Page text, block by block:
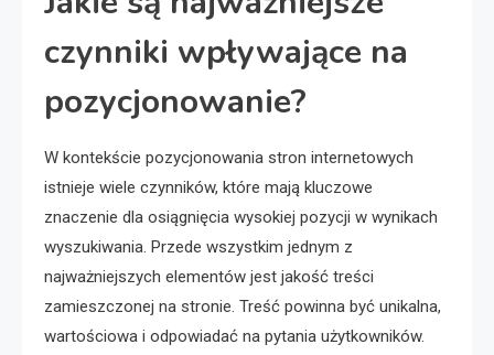
czynniki wpływające na
pozycjonowanie?
W kontekście pozycjonowania stron internetowych
istnieje wiele czynników, które mają kluczowe
znaczenie dla osiągnięcia wysokiej pozycji w wynikach
wyszukiwania. Przede wszystkim jednym z
najważniejszych elementów jest jakość treści
zamieszczonej na stronie. Treść powinna być unikalna,
wartościowa i odpowiadać na pytania użytkowników.